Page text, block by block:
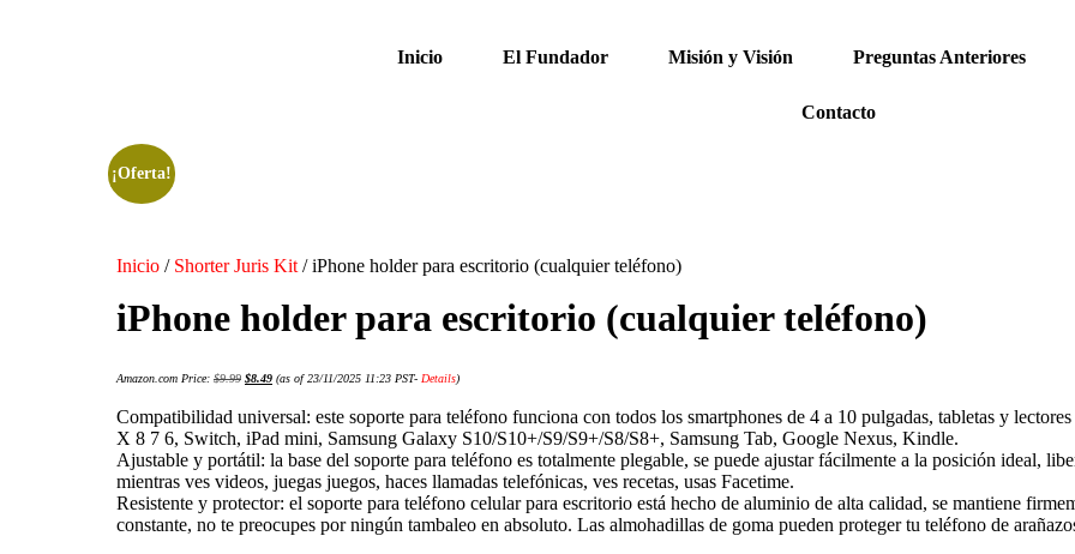
Inicio El Fundador Misión y Visión Preguntas Anteriores
Contacto
¡Oferta!
Inicio / Shorter Juris Kit / iPhone holder para escritorio (cualquier teléfono)
iPhone holder para escritorio (cualquier teléfono)
Amazon.com Price: $9.99 $8.49 (as of 23/11/2025 11:23 PST- Details)
Compatibilidad universal: este soporte para teléfono funciona con todos los smartphones de 4 a 10 pulgadas, tabletas y
X 8 7 6, Switch, iPad mini, Samsung Galaxy S10/S10+/S9/S9+/S8/S8+, Samsung Tab, Google Nexus, Kindle.
Ajustable y portátil: la base del soporte para teléfono es totalmente plegable, se puede ajustar fácilmente a la posición ideal,
mientras ves videos, juegas juegos, haces llamadas telefónicas, ves recetas, usas Facetime.
Resistente y protector: el soporte para teléfono celular para escritorio está hecho de aluminio de alta calidad, se mantiene
constante, no te preocupes por ningún tambaleo en absoluto. Las almohadillas de goma pueden proteger tu teléfono de